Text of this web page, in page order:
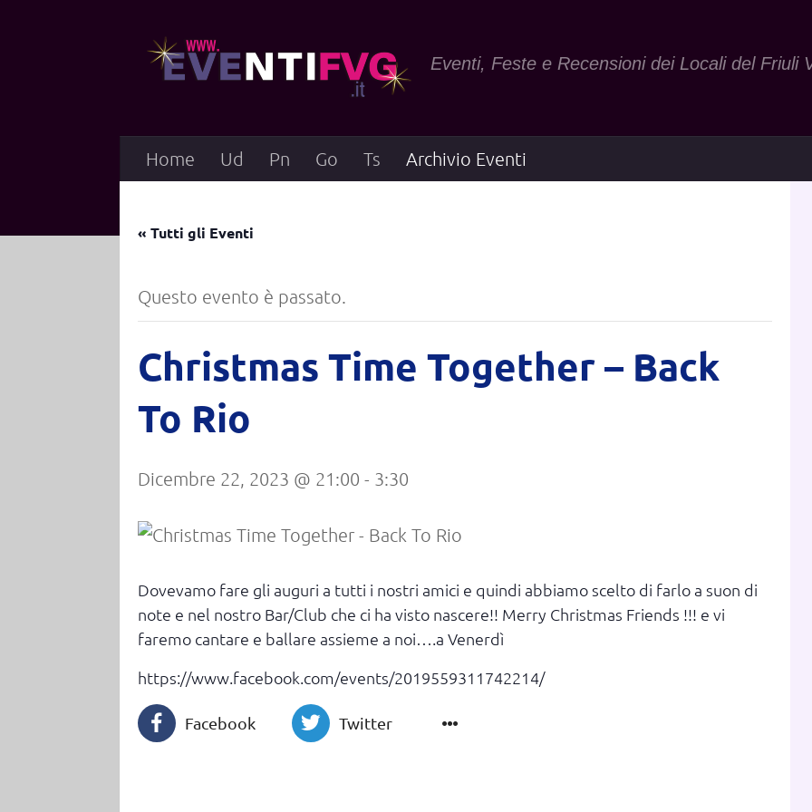
Eventi, Feste e Recensioni dei Locali del Friuli
Home Ud Pn Go Ts Archivio Eventi
« Tutti gli Eventi
Questo evento è passato.
Christmas Time Together – Back
To Rio
Dicembre 22, 2023 @ 21:00 - 3:30
Dovevamo fare gli auguri a tutti i nostri amici e quindi abbiamo scelto di farlo a suon di
note e nel nostro Bar/Club che ci ha visto nascere!! Merry Christmas Friends !!! e vi
faremo cantare e ballare assieme a noi….a Venerdì
https://www.facebook.com/events/2019559311742214/
Facebook Twitter